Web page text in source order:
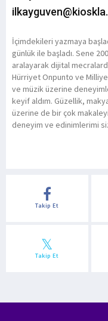
İçimdekileri yazmaya
günlük ile başladı. Sene
aralayarak dijital
Hürriyet Onpunto ve
ve müzik üzerine
keyif aldım. Güzellik,
üzerine de bir çok
deneyim ve edinimlerimi
Takip Et
Takip Et